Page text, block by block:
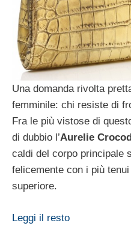
Una domanda rivolta
femminile: chi resiste di
Fra le più vistose di
di dubbio l’Aurelie
caldi del corpo principale
felicemente con i più
superiore.
Leggi il resto